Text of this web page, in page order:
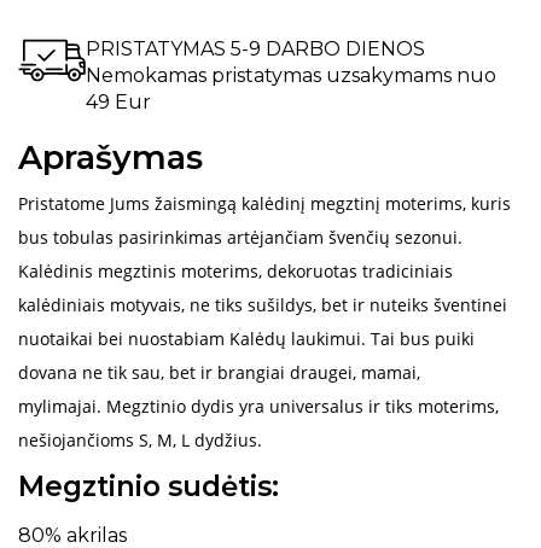
PRISTATYMAS 5-9 DARBO DIENOS
Nemokamas pristatymas uzsakymams nuo
49 Eur
Aprašymas
Pristatome Jums žaismingą kalėdinį megztinį moterims, kuris
bus tobulas pasirinkimas artėjančiam švenčių sezonui.
Kalėdinis megztinis moterims, dekoruotas tradiciniais
kalėdiniais motyvais, ne tiks sušildys, bet ir nuteiks šventinei
nuotaikai bei nuostabiam Kalėdų laukimui. Tai bus puiki
dovana ne tik sau, bet ir brangiai draugei, mamai,
mylimajai. Megztinio dydis yra universalus ir tiks moterims,
nešiojančioms S, M, L dydžius.
Megztinio sudėtis:
80% akrilas